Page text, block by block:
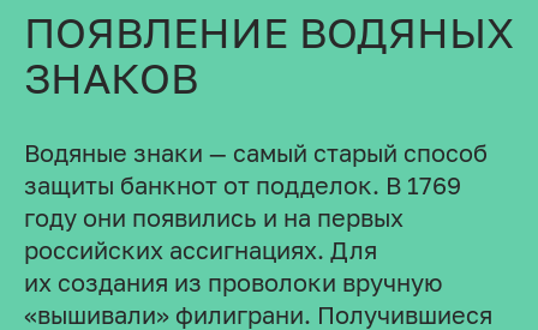
ПОЯВЛЕНИЕ ВОДЯНЫХ
ЗНАКОВ
Водяные знаки — самый старый способ
защиты банкнот от подделок. В 1769
году они появились и на первых
российских ассигнациях. Для
их создания из проволоки вручную
«вышивали» филиграни. Получившиеся